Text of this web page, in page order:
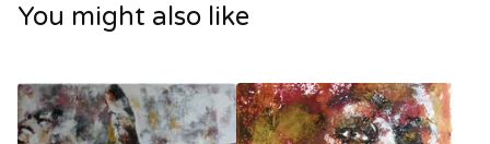
You might also like